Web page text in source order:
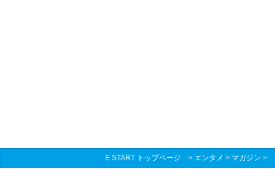
E START トップページ > エンタメ > マガジン >